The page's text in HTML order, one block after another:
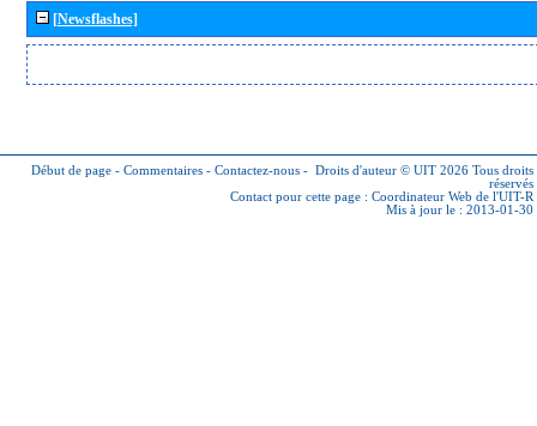
[Newsflashes]
Début de page - Commentaires - Contactez-nous - Droits d'auteur © UIT 2026 Tous droits
réservés
Contact pour cette page : Coordinateur Web de l'UIT-R
Mis à jour le : 2013-01-30